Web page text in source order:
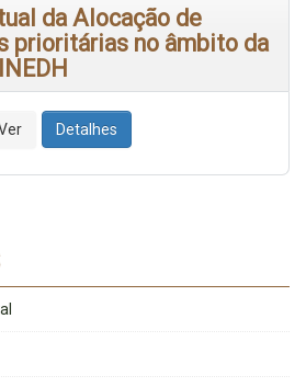
da Alocação de
prioritárias no âmbito da
Detalhes